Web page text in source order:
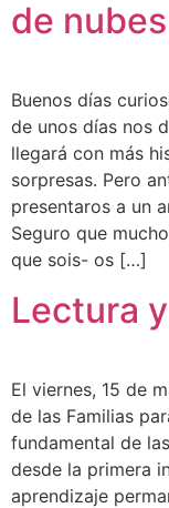
de nubes
Buenos días
de unos días nos
llegará con más
sorpresas. Pero
presentaros a un
Seguro que
que sois- os […]
Lectura
El viernes, 15 de
de las Familias
fundamental de
desde la primera
aprendizaje